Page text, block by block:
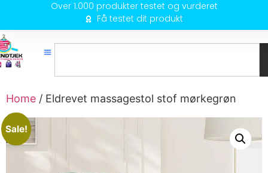
Over 1.000 produkter testet og vurderet
Få testet dit produkt
Home / Eldrevet massagestol stof mørkegrøn
Sale!